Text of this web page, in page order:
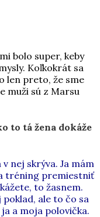
bolo super, keby
Koľkokrát sa
len preto, že sme
muži sú z Marsu
to tá žena dokáže
nej skrýva. Ja mám
tréning premiestniť
to žasnem.
ale to čo sa
a moja polovička.